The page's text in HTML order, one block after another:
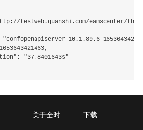
testweb.quanshi.com/eamscenter/
"confopenapiserver-10.1.89.6-
"37.8401643s"
关于全时 下载